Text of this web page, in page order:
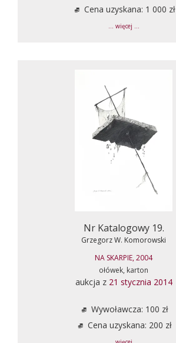
Cena uzyskana: 1 000 zł
... więcej ...
Nr Katalogowy 19.
Grzegorz W. Komorowski
NA SKARPIE, 2004
ołówek, karton
aukcja z 21 stycznia 2014
Wywoławcza: 100 zł
Cena uzyskana: 200 zł